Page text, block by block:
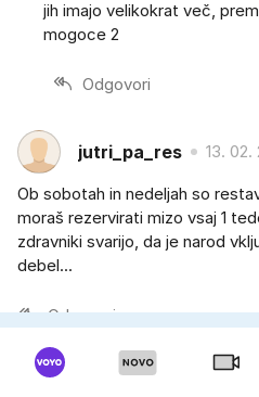
jih imajo velikokrat več,
mogoce 2
Odgovori
jutri_pa_res 13. 02.
Ob sobotah in nedeljah so
moraš rezervirati mizo vsaj 1
zdravniki svarijo, da je narod
debel...
Odgovori
Cupko